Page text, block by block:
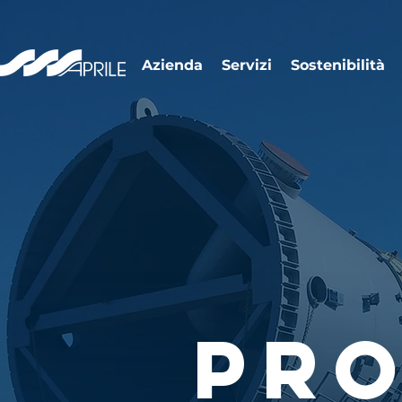
Azienda Servizi Sostenibilità